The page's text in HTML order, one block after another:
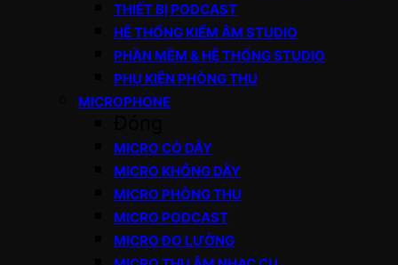
THIẾT BỊ PODCAST
HỆ THỐNG KIỂM ÂM STUDIO
PHẦN MỀM & HỆ THỐNG STUDIO
PHỤ KIỆN PHÒNG THU
MICROPHONE
MICRO CÓ DÂY
MICRO KHÔNG DÂY
MICRO PHÒNG THU
MICRO PODCAST
MICRO ĐO LƯỜNG